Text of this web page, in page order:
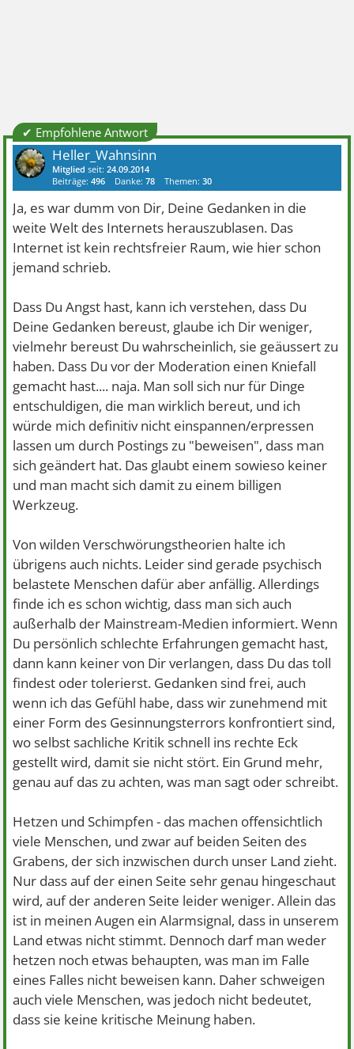
✔ Empfohlene Antwort
Heller_Wahnsinn
Mitglied seit:24.09.2014
Beiträge:496 Danke:78 Themen:30
Ja, es war dumm von Dir, Deine Gedanken in die
weite Welt des Internets herauszublasen. Das
Internet ist kein rechtsfreier Raum, wie hier schon
jemand schrieb.
Dass Du Angst hast, kann ich verstehen, dass Du
Deine Gedanken bereust, glaube ich Dir weniger,
vielmehr bereust Du wahrscheinlich, sie geäussert zu
haben. Dass Du vor der Moderation einen Kniefall
gemacht hast.... naja. Man soll sich nur für Dinge
entschuldigen, die man wirklich bereut, und ich
würde mich definitiv nicht einspannen/erpressen
lassen um durch Postings zu "beweisen", dass man
sich geändert hat. Das glaubt einem sowieso keiner
und man macht sich damit zu einem billigen
Werkzeug.
Von wilden Verschwörungstheorien halte ich
übrigens auch nichts. Leider sind gerade psychisch
belastete Menschen dafür aber anfällig. Allerdings
finde ich es schon wichtig, dass man sich auch
außerhalb der Mainstream-Medien informiert. Wenn
Du persönlich schlechte Erfahrungen gemacht hast,
dann kann keiner von Dir verlangen, dass Du das toll
findest oder tolerierst. Gedanken sind frei, auch
wenn ich das Gefühl habe, dass wir zunehmend mit
einer Form des Gesinnungsterrors konfrontiert sind,
wo selbst sachliche Kritik schnell ins rechte Eck
gestellt wird, damit sie nicht stört. Ein Grund mehr,
genau auf das zu achten, was man sagt oder schreibt.
Hetzen und Schimpfen - das machen offensichtlich
viele Menschen, und zwar auf beiden Seiten des
Grabens, der sich inzwischen durch unser Land zieht.
Nur dass auf der einen Seite sehr genau hingeschaut
wird, auf der anderen Seite leider weniger. Allein das
ist in meinen Augen ein Alarmsignal, dass in unserem
Land etwas nicht stimmt. Dennoch darf man weder
hetzen noch etwas behaupten, was man im Falle
eines Falles nicht beweisen kann. Daher schweigen
auch viele Menschen, was jedoch nicht bedeutet,
dass sie keine kritische Meinung haben.